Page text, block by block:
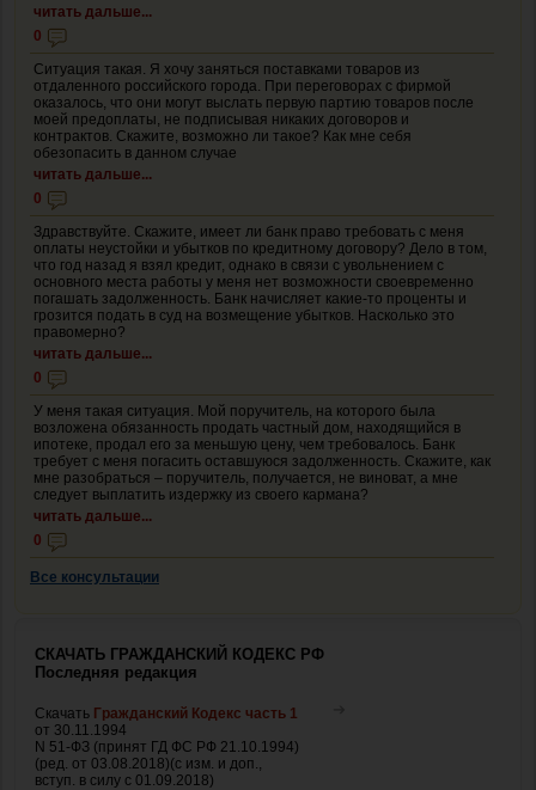
читать дальше...
0
Ситуация такая. Я хочу заняться поставками товаров из
отдаленного российского города. При переговорах с фирмой
оказалось, что они могут выслать первую партию товаров после
моей предоплаты, не подписывая никаких договоров и
контрактов. Скажите, возможно ли такое? Как мне себя
обезопасить в данном случае
читать дальше...
0
Здравствуйте. Скажите, имеет ли банк право требовать с меня
оплаты неустойки и убытков по кредитному договору? Дело в том,
что год назад я взял кредит, однако в связи с увольнением с
основного места работы у меня нет возможности своевременно
погашать задолженность. Банк начисляет какие-то проценты и
грозится подать в суд на возмещение убытков. Насколько это
правомерно?
читать дальше...
0
У меня такая ситуация. Мой поручитель, на которого была
возложена обязанность продать частный дом, находящийся в
ипотеке, продал его за меньшую цену, чем требовалось. Банк
требует с меня погасить оставшуюся задолженность. Скажите, как
мне разобраться – поручитель, получается, не виноват, а мне
следует выплатить издержку из своего кармана?
читать дальше...
0
Все консультации
СКАЧАТЬ ГРАЖДАНСКИЙ КОДЕКС РФ
Последняя редакция
Скачать Гражданский Кодекс часть 1
от 30.11.1994
N 51-ФЗ (принят ГД ФС РФ 21.10.1994)
(ред. от 03.08.2018)(с изм. и доп.,
вступ. в силу с 01.09.2018)